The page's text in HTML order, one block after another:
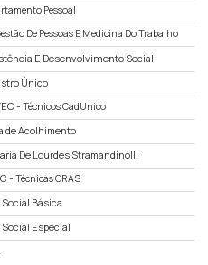
Pessoal
De Pessoas E Medicina Do Trabalho
E Desenvolvimento Social
Único
- Técnicos CadUnico
de Acolhimento
De Lourdes Stramandinolli
- Técnicas CRAS
Básica
Especial